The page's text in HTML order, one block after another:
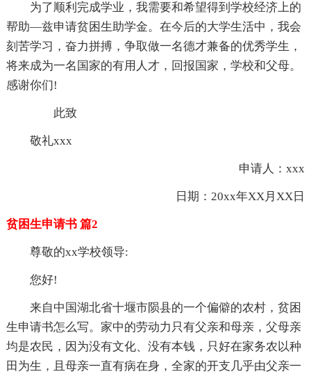
为了顺利完成学业，我需要和希望得到学校经济上的
帮助—兹申请贫困生助学金。在今后的大学生活中，我会
刻苦学习，奋力拼搏，争取做一名德才兼备的优秀学生，
将来成为一名国家的有用人才，回报国家，学校和父母。
感谢你们!
此致
敬礼xxx
申请人：xxx
日期：20xx年XX月XX日
贫困生申请书 篇2
尊敬的xx学校领导:
您好!
来自中国湖北省十堰市陨县的一个偏僻的农村，贫困
生申请书怎么写。家中的劳动力只有父亲和母亲，父母亲
均是农民，因为没有文化、没有本钱，只好在家务农以种
田为生，且母亲一直有病在身，全家的开支几乎由父亲一